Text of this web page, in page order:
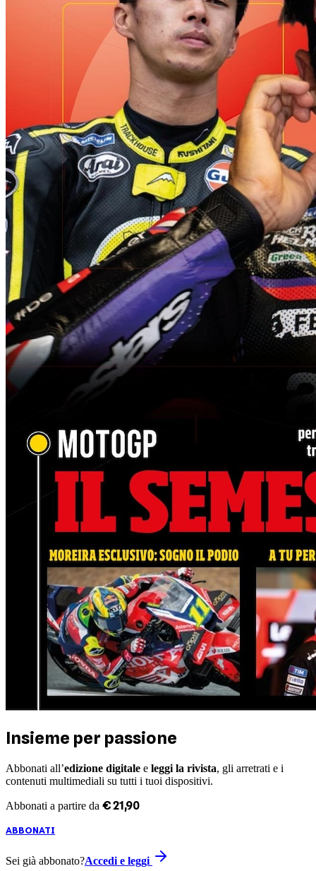
Insieme per passione
Abbonati all’edizione digitale e leggi la rivista, gli arretrati e i
contenuti multimediali su tutti i tuoi dispositivi.
Abbonati a partire da €21,90
ABBONATI
Sei già abbonato?Accedi e leggi